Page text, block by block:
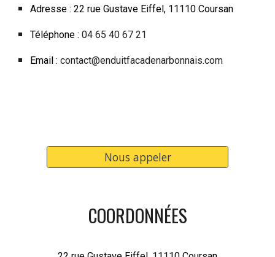
Adresse : 22 rue Gustave Eiffel, 11110 Coursan
Téléphone :04 65 40 67 21
Email :contact@enduitfacadenarbonnais.com
Nous appeler
COORDONNÉES